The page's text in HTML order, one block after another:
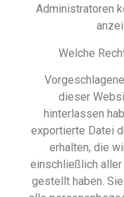
Administratoren
Welche
dieser
hinterlassen
exportierte Datei
erhalten, die
einschließlich aller
gestellt haben.